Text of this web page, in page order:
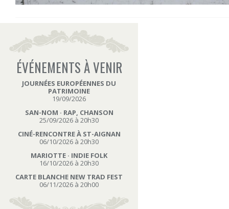
ÉVÉNEMENTS À VENIR
JOURNÉES EUROPÉENNES DU
PATRIMOINE
19/09/2026
SAN-NOM · RAP, CHANSON
25/09/2026 à 20h30
CINÉ-RENCONTRE À ST-AIGNAN
06/10/2026 à 20h30
MARIOTTE · INDIE FOLK
16/10/2026 à 20h30
CARTE BLANCHE NEW TRAD FEST
06/11/2026 à 20h00